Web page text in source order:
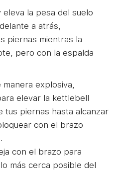
eleva la pesa del suelo
a atrás,
piernas mientras la
pero con la espalda
manera explosiva,
elevar la kettlebell
tus piernas hasta alcanzar
con el brazo
con el brazo para
más cerca posible del